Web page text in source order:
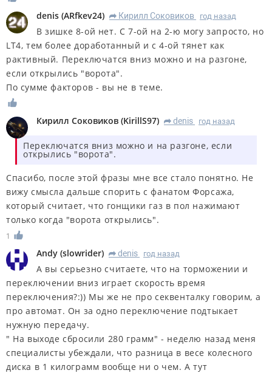
denis (ARfkev24) R Кирилл Соковиков год назад
В зишке 8-ой нет. С 7-ой на 2-ю могу запросто, но
LT4, тем более доработанный и с 4-ой тянет как
рактивный. Переключатся вниз можно и на разгоне,
если открылись "ворота".
По сумме факторов - вы не в теме.
Кирилл Соковиков (KirillS97) R denis год назад
Переключатся вниз можно и на разгоне, если
открылись "ворота".
Спасибо, после этой фразы мне все стало понятно. Не
вижу смысла дальше спорить с фанатом Форсажа,
который считает, что гонщики газ в пол нажимают
только когда "ворота открылись".
1
Andy (slowrider) R denis год назад
А вы серьезно считаете, что на торможении и
переключении вниз играет скорость время
переключения?:)) Мы же не про секвенталку говорим, а
про автомат. Он за одно переключение подтыкает
нужную передачу.
" На выходе сбросили 280 грамм" - неделю назад меня
специалисты убеждали, что разница в весе колесного
диска в 1 килограмм вообще ни о чем. А тут